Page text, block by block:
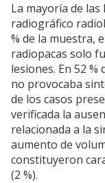
La mayoría de
radiográfico
% de la muestra,
radiopacas solo
lesiones. En 52
no provocaba
de los casos
verificada la
relacionada a la
aumento de
constituyeron
(2 %).